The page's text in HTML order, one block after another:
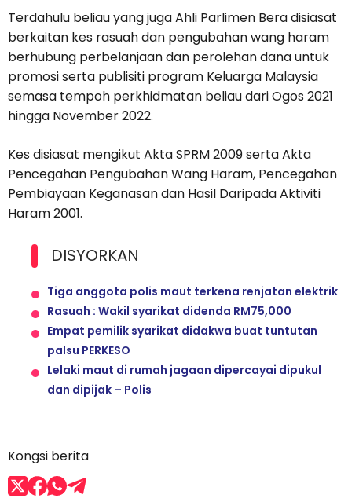
Terdahulu beliau yang juga Ahli Parlimen Bera disiasat
berkaitan kes rasuah dan pengubahan wang haram
berhubung perbelanjaan dan perolehan dana untuk
promosi serta publisiti program Keluarga Malaysia
semasa tempoh perkhidmatan beliau dari Ogos 2021
hingga November 2022.
Kes disiasat mengikut Akta SPRM 2009 serta Akta
Pencegahan Pengubahan Wang Haram, Pencegahan
Pembiayaan Keganasan dan Hasil Daripada Aktiviti
Haram 2001.
DISYORKAN
Tiga anggota polis maut terkena renjatan elektrik
Rasuah : Wakil syarikat didenda RM75,000
Empat pemilik syarikat didakwa buat tuntutan
palsu PERKESO
Lelaki maut di rumah jagaan dipercayai dipukul
dan dipijak – Polis
Kongsi berita